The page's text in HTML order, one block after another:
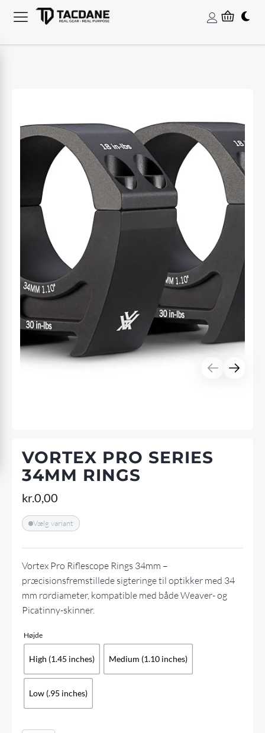
VORTEX PRO SERIES
34MM RINGS
kr.0,00
Vælg variant
Vortex Pro Riflescope Rings 34mm –
præcisionsfremstillede sigteringe til optikker med 34
mm rørdiameter, kompatible med både Weaver- og
Picatinny-skinner.
Højde
High (1.45 inches) Medium (1.10 inches)
Low (.95 inches)